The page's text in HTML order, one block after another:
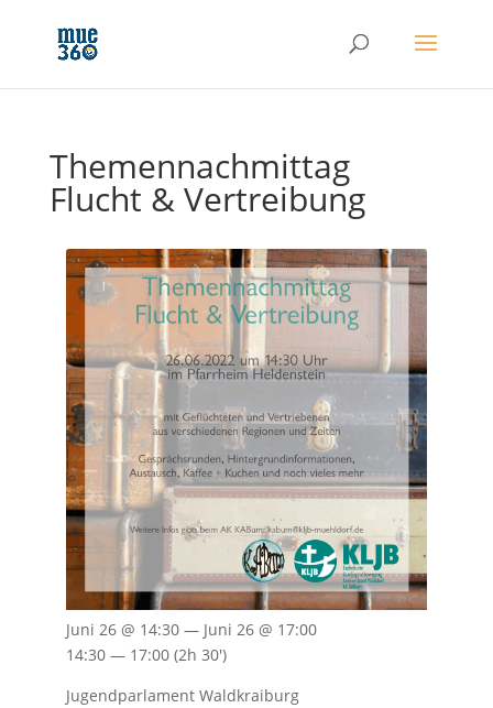
Themennachmittag
Flucht & Vertreibung
Juni 26 @ 14:30 — Juni 26 @ 17:00
14:30 — 17:00 (2h 30′)
Jugendparlament Waldkraiburg